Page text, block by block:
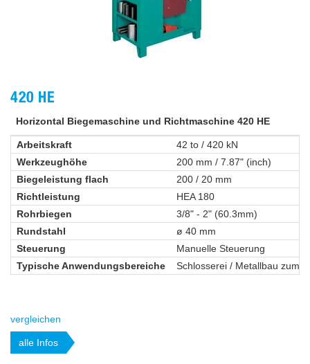
420 HE
Horizontal Biegemaschine und Richtmaschine 420 HE
Arbeitskraft
42 to / 420 kN
Werkzeughöhe
200 mm / 7.87" (inch)
Biegeleistung flach
200 / 20 mm
Richtleistung
HEA 180
Rohrbiegen
3/8" - 2" (60.3mm)
Rundstahl
ø 40 mm
Steuerung
Manuelle Steuerung
Typische Anwendungsbereiche
Schlosserei / Metallbau zum
vergleichen
alle Infos